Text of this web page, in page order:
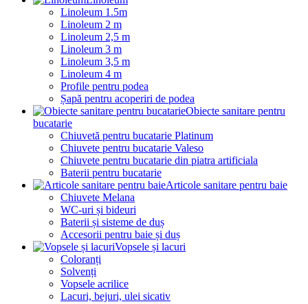
Linoleum 1.5m
Linoleum 2 m
Linoleum 2,5 m
Linoleum 3 m
Linoleum 3,5 m
Linoleum 4 m
Profile pentru podea
Șapă pentru acoperiri de podea
Obiecte sanitare pentru
bucatarie
Chiuvetă pentru bucatarie Platinum
Chiuvete pentru bucatarie Valeso
Chiuvete pentru bucatarie din piatra artificiala
Baterii pentru bucatarie
Articole sanitare pentru baie
Chiuvete Melana
WC-uri și bideuri
Baterii și sisteme de duș
Accesorii pentru baie și duș
Vopsele și lacuri
Coloranți
Solvenți
Vopsele acrilice
Lacuri, bejuri, ulei sicativ